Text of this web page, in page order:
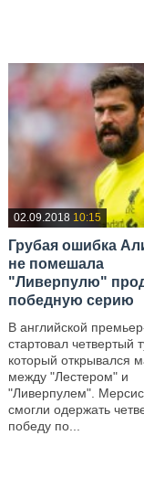
02.09.2018 10:15
Грубая ошибка
не помешала
"Ливерпулю"
победную серию
В английской
стартовал четвертый
который открывался
между "Лестером" и
"Ливерпулем".
смогли одержать
победу по...